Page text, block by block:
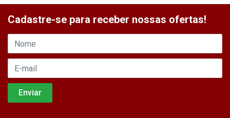
Cadastre-se para receber nossas ofertas!